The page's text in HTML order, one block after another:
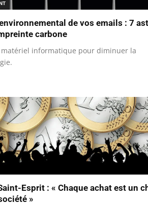
de vos emails : 7
carbone
matériel informatique pour diminuer la
Esprit : « Chaque achat est un
»